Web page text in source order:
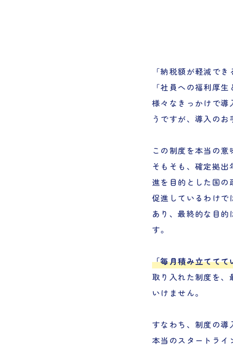
「納税額が軽減で
「社員への福利厚
様々なきっかけで導
うですが、導入のお
この制度を本当の意
そもそも、確定拠
進を目的とした国の
促進しているわけで
あり、最終的な目
す。
「毎月積み立てて
取り入れた制度を、
いけません。
すなわち、制度の
本当のスタートライ